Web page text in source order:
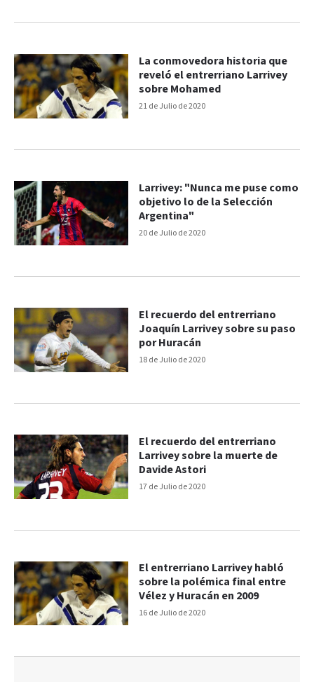
21 de Julio de 2020
La conmovedora historia que
reveló el entrerriano Larrivey
sobre Mohamed
20 de Julio de 2020
Larrivey: "Nunca me puse como
objetivo lo de la Selección
Argentina"
18 de Julio de 2020
El recuerdo del entrerriano
Joaquín Larrivey sobre su paso
por Huracán
17 de Julio de 2020
El recuerdo del entrerriano
Larrivey sobre la muerte de
Davide Astori
16 de Julio de 2020
El entrerriano Larrivey habló
sobre la polémica final entre
Vélez y Huracán en 2009